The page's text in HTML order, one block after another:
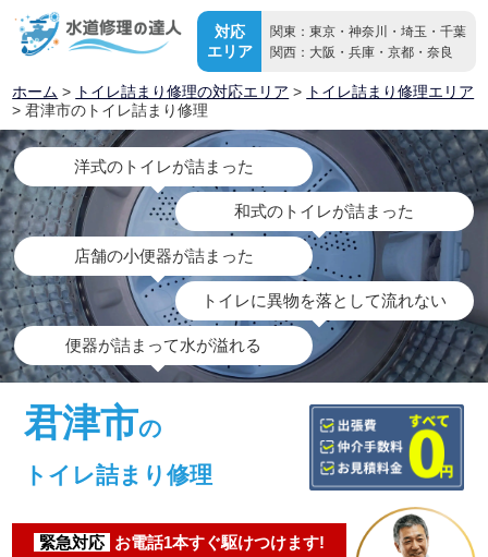
対応
エリア
関東：東京・神奈川・埼玉・千葉
関西：大阪・兵庫・京都・奈良
ホーム > トイレ詰まり修理の対応エリア > トイレ詰まり修理エリア
> 君津市のトイレ詰まり修理
洋式のトイレが詰まった
和式のトイレが詰まった
店舗の小便器が詰まった
トイレに異物を落として流れない
便器が詰まって水が溢れる
君津市の
トイレ詰まり修理
緊急対応 お電話1本すぐ駆けつけます!